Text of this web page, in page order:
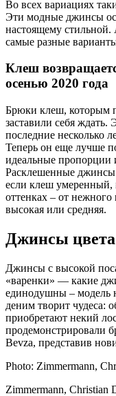
Во всех вариациях
Эти модные джинсы
настоящему стильной.
самые разные
Клеш
осенью 2020 года
Брюки клеш, которым
заставили себя
последние несколько
Теперь он еще лучше
идеальные пропорции
Расклешенные джинсы
если клеш умеренный,
оттенках – от
высокая или средняя.
Джинсы
Джинсы с высокой
«варенки» — какие
единодушны – модель
деним творит чудеса:
приобретают некий
продемонстрировали
Bevza, представив
Photo: Zimmermann,
Zimmermann, Christian